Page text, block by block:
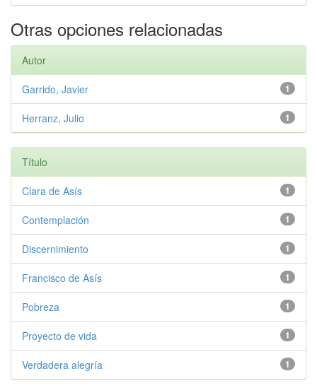
Otras opciones relacionadas
Autor
1
Garrido, Javier
1
Herranz, Julio
Título
1
Clara de Asís
1
Contemplación
1
Discernimiento
1
Francisco de Asís
1
Pobreza
1
Proyecto de vida
1
Verdadera alegría